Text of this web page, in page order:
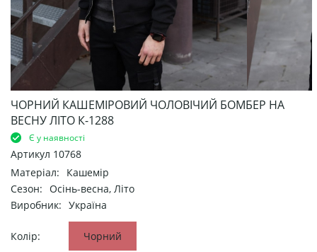
ЧОРНИЙ КАШЕМІРОВИЙ ЧОЛОВІЧИЙ БОМБЕР НА
ВЕСНУ ЛІТО К-1288
Є у наявності
Артикул 10768
Матеріал:
Кашемір
Сезон: Осінь-весна, Літо
Виробник: Україна
Колір: Чорний